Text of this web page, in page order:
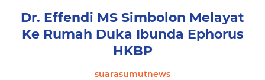
Dr. Effendi MS Simbolon Melayat
Ke Rumah Duka Ibunda Ephorus
HKBP
suarasumutnews